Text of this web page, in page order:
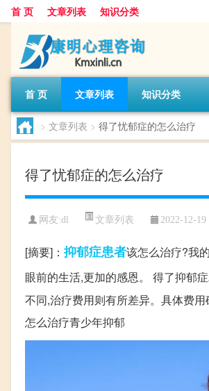
首 页 文章列表 知识分类
首 页 文章列表 知识分类
> 文章列表 > 得了忧郁症的怎么治疗
得了忧郁症的怎么治疗
网友:dl 文章列表 2022-12-19
[摘要]： 抑郁症患者该怎么治疗?我
眼前的生活,更加的感恩。 得了抑郁
不同,治疗费用则有所差异。具体费
怎么治疗青少年抑郁